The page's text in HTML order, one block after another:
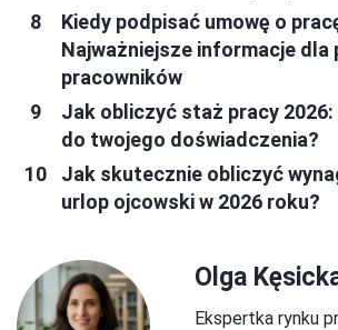
Kiedy podpisać umowę o
Najważniejsze informacje dla
pracowników
Jak obliczyć staż pracy 2026:
do twojego doświadczenia?
Jak skutecznie obliczyć
urlop ojcowski w 2026 roku?
Olga
Ekspertka rynku